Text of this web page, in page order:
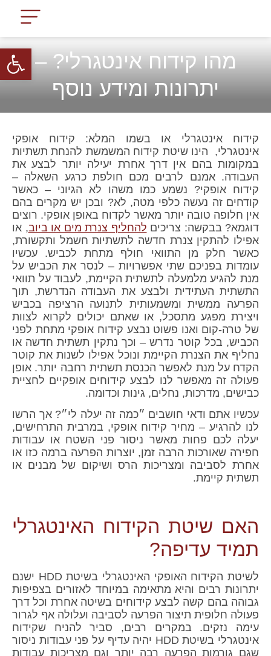
מהו קידוח אינטגרלי? –
יתרונות ומידע נוסף
קידוח אינטגרלי או בשמו המלא: קידוח אופקי
אינטגרלי, הינו שיטת קידוח המשמשת להנחת תשתיות
במקומות בהם אין דרך אחרת יעילה יותר לבצע את
העבודה. אמנם לרבים מכם חולפת כרגע השאלה –
קידוח אופקי? נשמע כמו משהו לא הגיוני – כאשר
קודחים זה נעשה כלפי מטה, לא? ובכן יש מקרים בהם
אין חלופה טובה יותר מאשר לקדוח באופן אופקי. רוצים
דוגמא? בבקשה: צריכים להחליף צנרת מים או ביוב, או
אפילו להתקין צנרת חדשה לתשתיות חשמל ותקשורת,
כאשר חלק מן התוואי חולף מתחת לכביש. עכשיו
עומדות בפניכם שתי אפשרויות – לנסר את הכביש על
מנת להגיע מלמעלה לתשתית הקיימת, לעבוד על תוואי
התשתית העתידית ולבצע את העבודה הנדרשת, תוך
הפרעה ממשית ומשמעותית לתנועה הרציפה בכביש
ויצירת מפגע מתסכל, או שאתם יכולים לקרוא לצוות
של טרה-קום ואנו פשוט נבצע קידוח אופקי מתחת לפני
הכביש, בכל קוטר נדרש – וכך נתקין תשתית חדשה או
נחליף את הצנרת הקיימת ונוכל אפילו לשנות את קוטר
הקדח על מנת לאפשר הכנסת תשתית רחבה יותר. אופן
פעולה זה מאפשר לנו לבצע קידוחים אופקיים לחציית
כבישים, מדרכות, נחלים, גינות וכדומה.
עכשיו אתם ודאי חושבים ״כמה זה יעלה לי״? אך הרשו
לנו להרגיע – מחיר קידוח אופקי, במרבית התרחישים,
יעלה לכם פחות מאשר ניסור פני השטח או עבודות
חפירה שאורכות הרבה זמן, יוצרות הפרעה ברמה כזו או
אחרת לסביבה ומצריכות הרס ושיקום של מבנים או
תשתית קיימת.
האם שיטת הקידוח האינטגרלי
תמיד עדיפה?
לשיטת הקידוח האופקי האינטגרלי בשיטת HDD ישנם
יתרונות רבים והיא מתאימה במיוחד לאזורים בצפיפות
גבוהה בהם קשה לבצע קידוחים בשיטה אחרת וכל דרך
פעולה חלופית תיצור הפרעה לסביבה ועלולה אף לגרור
עימה נזקים. במקרים רבים, סביר להניח שקידוח
אינטגרלי בשיטת HDD יהיה עדיף על פני עבודות ניסור
שגם גורמות הפרעה רבה יותר וגם מצריכות עבודות